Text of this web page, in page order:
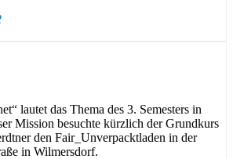
lautet das Thema des 3. Semesters in
Mission besuchte kürzlich der Grundkurs
den Fair_Unverpacktladen in der
in Wilmersdorf.